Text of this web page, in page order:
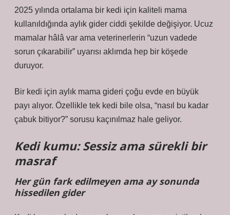
2025 yılında ortalama bir kedi için kaliteli mama
kullanıldığında aylık gider ciddi şekilde değişiyor. Ucuz
mamalar hâlâ var ama veterinerlerin “uzun vadede
sorun çıkarabilir” uyarısı aklımda hep bir köşede
duruyor.
Bir kedi için aylık mama gideri çoğu evde en büyük
payı alıyor. Özellikle tek kedi bile olsa, “nasıl bu kadar
çabuk bitiyor?” sorusu kaçınılmaz hale geliyor.
Kedi kumu: Sessiz ama sürekli bir
masraf
Her gün fark edilmeyen ama ay sonunda
hissedilen gider